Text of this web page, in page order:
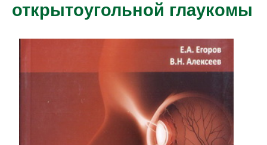
открытоугольной глаукомы